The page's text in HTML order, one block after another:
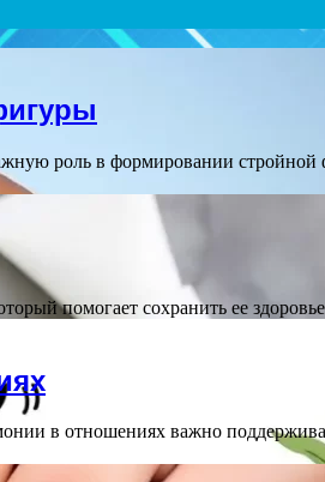
роль в формировании
помогает сохранить ее
в отношениях важно